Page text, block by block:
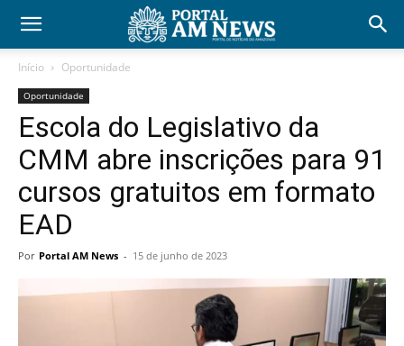
Início Oportunidade
Oportunidade
Escola do Legislativo da
CMM abre inscrições para 91
cursos gratuitos em formato
EAD
Por Portal AM News - 15 de junho de 2023